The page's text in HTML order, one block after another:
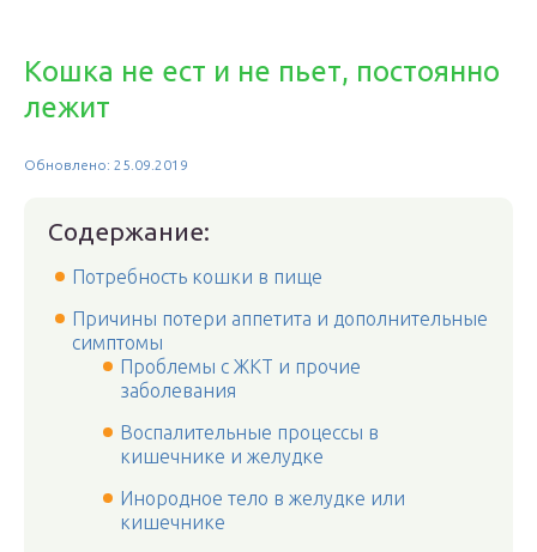
Кошка не ест и не пьет, постоянно
лежит
Обновлено: 25.09.2019
Содержание:
Потребность кошки в пище
Причины потери аппетита и дополнительные
симптомы
Проблемы с ЖКТ и прочие
заболевания
Воспалительные процессы в
кишечнике и желудке
Инородное тело в желудке или
кишечнике